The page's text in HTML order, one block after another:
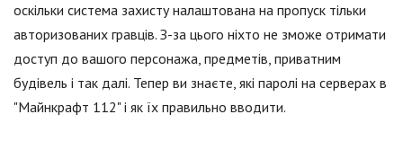
оскільки система захисту налаштована на пропуск тільки
авторизованих гравців. З-за цього ніхто не зможе отримати
доступ до вашого персонажа, предметів, приватним
будівель і так далі. Тепер ви знаєте, які паролі на серверах в
"Майнкрафт 112" і як їх правильно вводити.